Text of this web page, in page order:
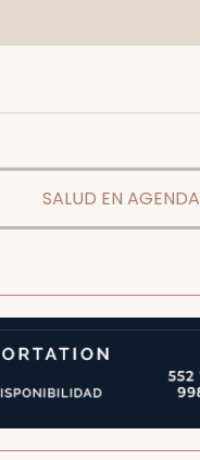
SALUD EN AGENDA